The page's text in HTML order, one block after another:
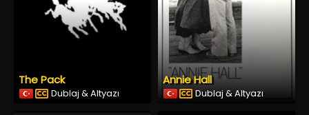
The Pack
Dublaj & Altyazı
Annie Hall
Dublaj & Altyazı